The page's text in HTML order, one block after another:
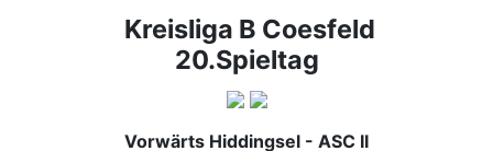
Kreisliga B Coesfeld
20.Spieltag
Vorwärts Hiddingsel - ASC II